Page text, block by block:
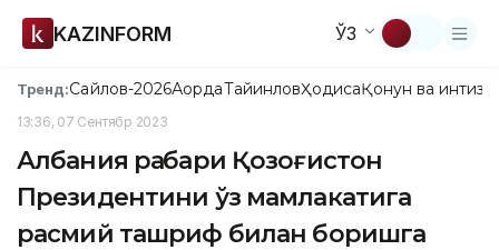
KAZINFORM ЎЗ
Тренд:Сайлов-2026АқордаТайинловҲодисаҚонун ва
13:36, 07 Сентябр 2023
Албания раҳбари Қозоғистон
Президентини ўз мамлакатига
расмий ташриф билан боришга